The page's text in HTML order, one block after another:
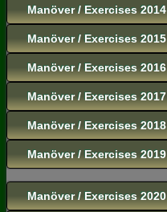
Manöver / Exercises 2014
Manöver / Exercises 2015
Manöver / Exercises 2016
Manöver / Exercises 2017
Manöver / Exercises 2018
Manöver / Exercises 2019
Manöver / Exercises 2020